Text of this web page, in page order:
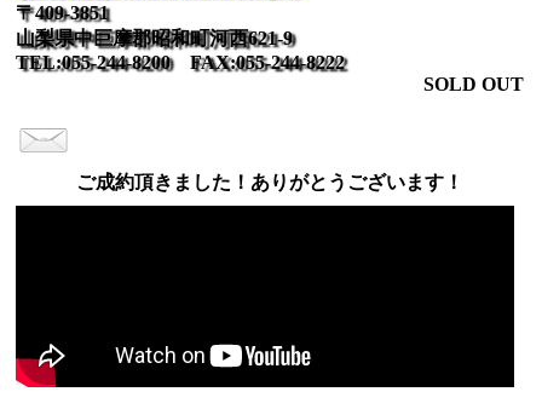
〒409-3851
山梨県中巨摩郡昭和町河西621-9
TEL:055-244-8200 FAX:055-244-8222
SOLD OUT
ご成約頂きました！ありがとうございます！